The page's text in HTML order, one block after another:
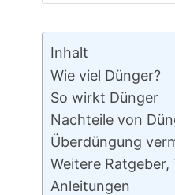
Inhalt
Wie viel Dünger?
So wirkt Dünger
Nachteile von
Überdüngung
Weitere Ratgeber,
Anleitungen